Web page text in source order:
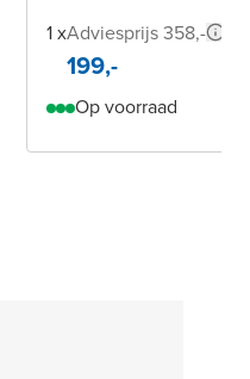
1 xAdviesprijs 358,-
199,-
Op voorraad